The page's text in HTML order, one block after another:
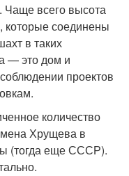
Чаще всего высота
которые соединены
в таких
— это дом и
проектов
количество
Хрущева в
(тогда еще СССР).